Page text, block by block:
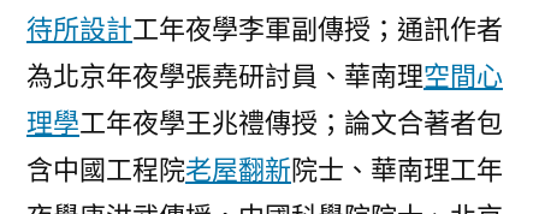
律〉
待所設計工年夜學李軍副傳授；通訊作者
為北京年夜學張堯研討員、華南理空間心
理學工年夜學王兆禮傳授；論文合著者包
含中國工程院老屋翻新院士、華南理工年